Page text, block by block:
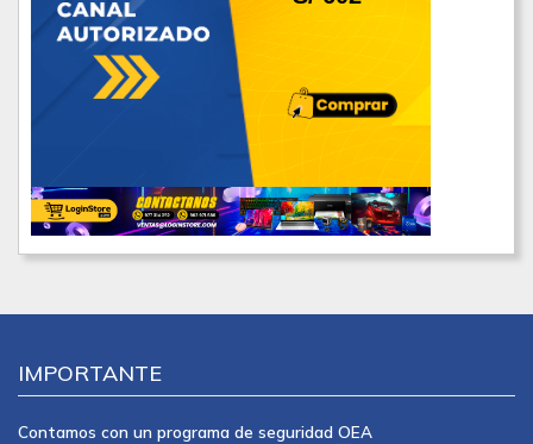
IMPORTANTE
Contamos con un programa de seguridad OEA